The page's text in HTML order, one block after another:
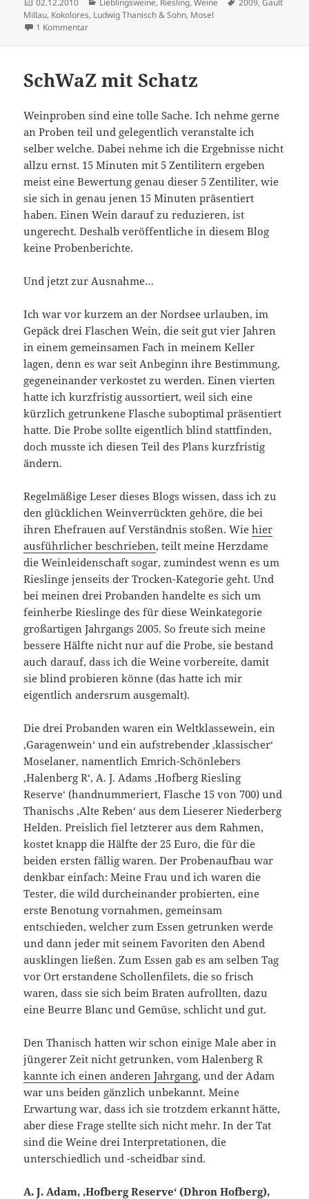
am
02.12.2010 Lieblingsweine, Riesling,Weine 2009,Gault
Millau, Kokolores, Ludwig Thanisch & Sohn, Mosel
1 Kommentarzu Kritik der reinen Vernunft
SchWaZ mit Schatz
Weinproben sind eine tolle Sache. Ich nehme gerne
an Proben teil und gelegentlich veranstalte ich
selber welche. Dabei nehme ich die Ergebnisse nicht
allzu ernst. 15 Minuten mit 5 Zentilitern ergeben
meist eine Bewertung genau dieser 5 Zentiliter, wie
sie sich in genau jenen 15 Minuten präsentiert
haben. Einen Wein darauf zu reduzieren, ist
ungerecht. Deshalb veröffentliche in diesem Blog
keine Probenberichte.
Und jetzt zur Ausnahme…
Ich war vor kurzem an der Nordsee urlauben, im
Gepäck drei Flaschen Wein, die seit gut vier Jahren
in einem gemeinsamen Fach in meinem Keller
lagen, denn es war seit Anbeginn ihre Bestimmung,
gegeneinander verkostet zu werden. Einen vierten
hatte ich kurzfristig aussortiert, weil sich eine
kürzlich getrunkene Flasche suboptimal präsentiert
hatte. Die Probe sollte eigentlich blind stattfinden,
doch musste ich diesen Teil des Plans kurzfristig
ändern.
Regelmäßige Leser dieses Blogs wissen, dass ich zu
den glücklichen Weinverrückten gehöre, die bei
ihren Ehefrauen auf Verständnis stoßen. Wiehier
ausführlicher beschrieben, teilt meine Herzdame
die Weinleidenschaft sogar, zumindest wenn es um
Rieslinge jenseits der Trocken-Kategorie geht. Und
bei meinen drei Probanden handelte es sich um
feinherbe Rieslinge des für diese Weinkategorie
großartigen Jahrgangs 2005. So freute sich meine
bessere Hälfte nicht nur auf die Probe, sie bestand
auch darauf, dass ich die Weine vorbereite, damit
sie blind probieren könne (das hatte ich mir
eigentlich andersrum ausgemalt).
Die drei Probanden waren ein Weltklassewein, ein
‚Garagenwein‘ und ein aufstrebender ‚klassischer‘
Moselaner, namentlich Emrich-Schönlebers
‚Halenberg R‘, A. J. Adams ‚Hofberg Riesling
Reserve‘ (handnummeriert, Flasche 15 von 700) und
Thanischs ‚Alte Reben‘ aus dem Lieserer Niederberg
Helden. Preislich fiel letzterer aus dem Rahmen,
kostet knapp die Hälfte der 25 Euro, die für die
beiden ersten fällig waren. Der Probenaufbau war
denkbar einfach: Meine Frau und ich waren die
Tester, die wild durcheinander probierten, eine
erste Benotung vornahmen, gemeinsam
entschieden, welcher zum Essen getrunken werde
und dann jeder mit seinem Favoriten den Abend
ausklingen ließen. Zum Essen gab es am selben Tag
vor Ort erstandene Schollenfilets, die so frisch
waren, dass sie sich beim Braten aufrollten, dazu
eine Beurre Blanc und Gemüse, schlicht und gut.
Den Thanisch hatten wir schon einige Male aber in
jüngerer Zeit nicht getrunken, vom Halenberg R
kannte ich einen anderen Jahrgang, und der Adam
war uns beiden gänzlich unbekannt. Meine
Erwartung war, dass ich sie trotzdem erkannt hätte,
aber diese Frage stellte sich nicht mehr. In der Tat
sind die Weine drei Interpretationen, die
unterschiedlich und -scheidbar sind.
A. J. Adam, ‚Hofberg Reserve‘ (Dhron Hofberg),